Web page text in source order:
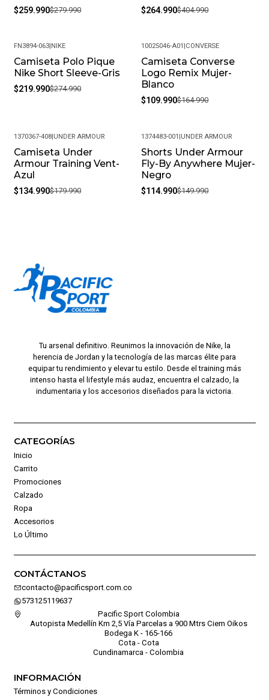
$259.990$279.990 $264.990$404.990
-20%
FN3894-063| NIKE
Camiseta Polo Pique
Nike Short Sleeve-Gris
$219.990$274.990
-33%
10025046-A01 CONVERSE
Camiseta Converse
Logo Remix Mujer-
Blanco
$109.990$164.990
-25%
1370367-408| UNDER ARMOUR
Camiseta Under
Armour Training Vent-
Azul
$134.990$179.990
-23%
1374483-001 UNDER ARMOUR
Shorts Under Armour
Fly-By Anywhere Mujer-
Negro
$114.990$149.990
Tu arsenal definitivo. Reunimos la innovación de Nike, la
herencia de Jordan y la tecnología de las marcas élite para
equipar tu rendimiento y elevar tu estilo. Desde el training más
intenso hasta el lifestyle más audaz, encuentra el calzado, la
indumentaria y los accesorios diseñados para la victoria.
CATEGORÍAS
Inicio
Carrito
Promociones
Calzado
Ropa
Accesorios
Lo Último
CONTÁCTANOS
contacto@pacificsport.com.co
573125119637
Pacific Sport Colombia
Autopista Medellín Km 2,5 Vía Parcelas a 900 Mtrs Ciem Oikos
Bodega K - 165-166
Cota - Cota
Cundinamarca - Colombia
INFORMACIÓN
Términos y Condiciones